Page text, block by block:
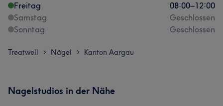
Freitag
08:00–12:00
Samstag
Geschlossen
Sonntag
Geschlossen
Treatwell > Nägel > Kanton Aargau
Nagelstudios in der Nähe